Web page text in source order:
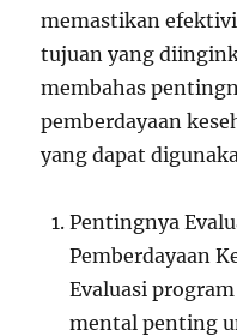
memastikan
tujuan yang
membahas
pemberdayaan
yang dapat
Pentingnya
Pemberdayaan
Evaluasi
mental penting